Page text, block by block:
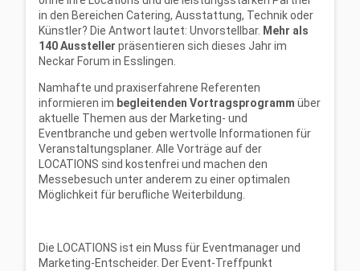
in den Bereichen Catering, Ausstattung, Technik oder
Künstler? Die Antwort lautet: Unvorstellbar. Mehr als
140 Aussteller präsentieren sich dieses Jahr im
Neckar Forum in Esslingen.
Namhafte und praxiserfahrene Referenten
informieren im begleitenden Vortragsprogramm über
aktuelle Themen aus der Marketing- und
Eventbranche und geben wertvolle Informationen für
Veranstaltungsplaner. Alle Vorträge auf der
LOCATIONS sind kostenfrei und machen den
Messebesuch unter anderem zu einer optimalen
Möglichkeit für berufliche Weiterbildung.
Die LOCATIONS ist ein Muss für Eventmanager und
Marketing-Entscheider. Der Event-Treffpunkt